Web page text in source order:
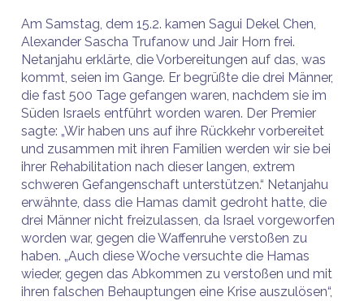
Am Samstag, dem 15.2. kamen Sagui Dekel Chen,
Alexander Sascha Trufanow und Jair Horn frei.
Netanjahu erklärte, die Vorbereitungen auf das, was
kommt, seien im Gange. Er begrüßte die drei Männer,
die fast 500 Tage gefangen waren, nachdem sie im
Süden Israels entführt worden waren. Der Premier
sagte: „Wir haben uns auf ihre Rückkehr vorbereitet
und zusammen mit ihren Familien werden wir sie bei
ihrer Rehabilitation nach dieser langen, extrem
schweren Gefangenschaft unterstützen.“ Netanjahu
erwähnte, dass die Hamas damit gedroht hatte, die
drei Männer nicht freizulassen, da Israel vorgeworfen
worden war, gegen die Waffenruhe verstoßen zu
haben. „Auch diese Woche versuchte die Hamas
wieder, gegen das Abkommen zu verstoßen und mit
ihren falschen Behauptungen eine Krise auszulösen“,